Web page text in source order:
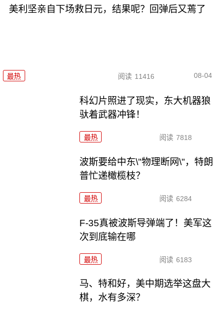
美利坚亲自下场救日元，结果呢？回弹后又蔫了
最热 阅读 11416 08-04
科幻片照进了现实，东大机器狼
驮着武器冲锋！
最热 阅读 7818
波斯要给中东\"物理断网\"，特朗
普忙递橄榄枝？
最热 阅读 6284
F-35真被波斯导弹端了！美军这
次到底输在哪
最热 阅读 6183
马、特和好，美中期选举这盘大
棋，水有多深？